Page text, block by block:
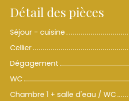
Détail des pièces
Séjour - cuisine
Cellier
Dégagement
WC
Chambre 1 + salle d'eau / WC